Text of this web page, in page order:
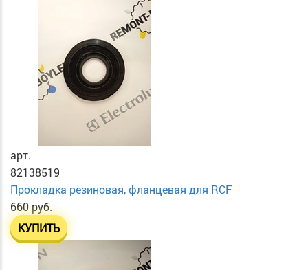
арт.
82138519
Прокладка резиновая, фланцевая для RCF
660 руб.
КУПИТЬ